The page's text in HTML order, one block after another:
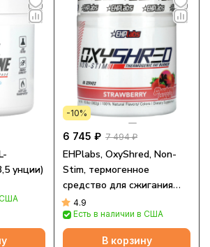
унции)
США
-10%
6 745 ₽ 7 494 ₽
EHPlabs, OxyShred, Non-
Stim, термогенное
средство для сжигания
жира, клубника с восходом
солнца, 302 г (10,6 унции)
4.9
Есть в наличии в США
В корзину